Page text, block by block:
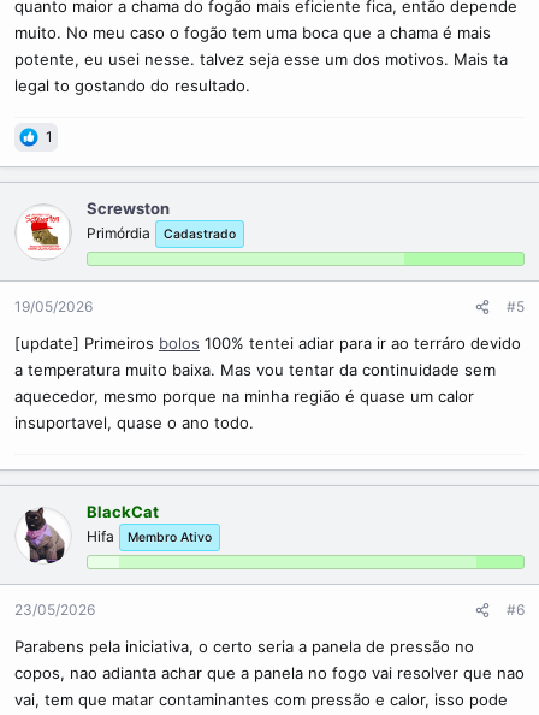
quanto maior a chama do fogão mais eficiente fica, então depende
muito. No meu caso o fogão tem uma boca que a chama é mais
potente, eu usei nesse. talvez seja esse um dos motivos. Mais ta
legal to gostando do resultado.
1
Screwston
Primórdia Cadastrado
19/05/2026 #5
[update] Primeiros bolos 100% tentei adiar para ir ao terráro devido
a temperatura muito baixa. Mas vou tentar da continuidade sem
aquecedor, mesmo porque na minha região é quase um calor
insuportavel, quase o ano todo.
BlackCat
Hifa Membro Ativo
23/05/2026 #6
Parabens pela iniciativa, o certo seria a panela de pressão no
copos, nao adianta achar que a panela no fogo vai resolver que nao
vai, tem que matar contaminantes com pressão e calor, isso pode